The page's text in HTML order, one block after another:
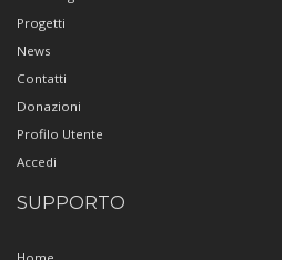
Progetti
News
Contatti
Donazioni
Profilo Utente
Accedi
SUPPORTO